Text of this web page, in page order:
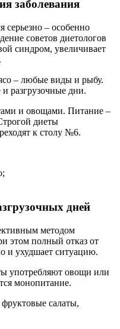
заболевания
серьезно – особенно
советов диетологов
синдром, увеличивает
– любые виды и рыбу.
разгрузочные дни.
и овощами. Питание –
диеты
к столу №6.
дней
методом
этом полный отказ от
и ухудшает ситуацию.
употребляют овощи или
монопитание.
салаты,